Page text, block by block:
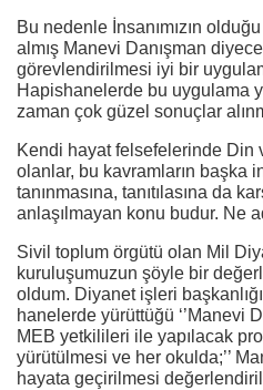
Bu nedenle İnsanımızın
almış Manevi Danışman
görevlendirilmesi iyi bir
Hapishanelerde bu uygulama
zaman çok güzel sonuçlar
Kendi hayat felsefelerinde Din
olanlar, bu kavramların başka
tanınmasına, tanıtılasına da
anlaşılmayan konu budur. Ne
Sivil toplum örgütü olan Mil
kuruluşumuzun şöyle bir
oldum. Diyanet işleri
hanelerde yürüttüğü ‘’Manevi
MEB yetkilileri ile yapılacak
yürütülmesi ve her okulda;’’
hayata geçirilmesi